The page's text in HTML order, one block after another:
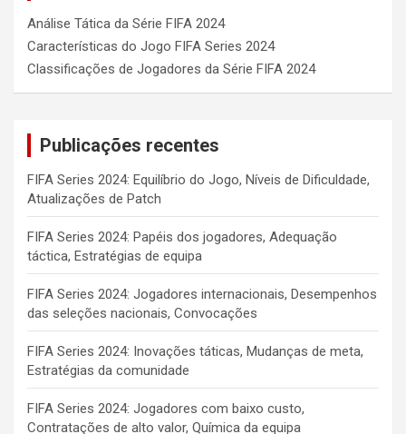
Análise Tática da Série FIFA 2024
Características do Jogo FIFA Series 2024
Classificações de Jogadores da Série FIFA 2024
Publicações recentes
FIFA Series 2024: Equilíbrio do Jogo, Níveis de Dificuldade,
Atualizações de Patch
FIFA Series 2024: Papéis dos jogadores, Adequação
táctica, Estratégias de equipa
FIFA Series 2024: Jogadores internacionais, Desempenhos
das seleções nacionais, Convocações
FIFA Series 2024: Inovações táticas, Mudanças de meta,
Estratégias da comunidade
FIFA Series 2024: Jogadores com baixo custo,
Contratações de alto valor, Química da equipa